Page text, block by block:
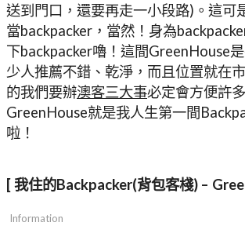
送到門口，還要再走一小段路)。這可
當backpacker，當然！身為
下backpacker嚕！這間GreenHouse
少人推薦不錯、乾淨，而且位置就在
的我們要辦澳客三大事必定會方便許
GreenHouse就是我人生第一間
啦！
[ 我住的Backpacker(背包客棧) –
Information